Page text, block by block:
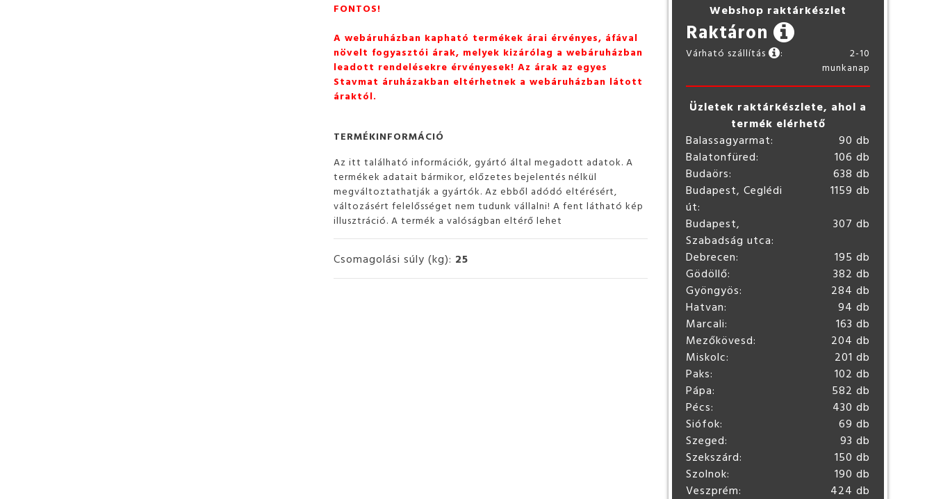
FONTOS!
A webáruházban kapható termékek árai érvényes, áfával
növelt fogyasztói árak, melyek kizárólag a webáruházban
leadott rendelésekre érvényesek! Az árak az egyes
Stavmat áruházakban eltérhetnek a webáruházban látott
áraktól.
TERMÉKINFORMÁCIÓ
Az itt található információk, gyártó által megadott adatok. A
termékek adatait bármikor, előzetes bejelentés nélkül
megváltoztathatják a gyártók. Az ebből adódó eltérésért,
változásért felelősséget nem tudunk vállalni! A fent látható kép
illusztráció. A termék a valóságban eltérő lehet
Csomagolási súly (kg): 25
Webshop raktárkészlet
Raktáron
Várható szállítás :
2-10
munkanap
Üzletek raktárkészlete, ahol a
termék elérhető
Balassagyarmat:
90 db
Balatonfüred:
106 db
Budaörs:
638 db
Budapest, Ceglédi
út:
1159 db
Budapest,
Szabadság utca:
307 db
Debrecen:
195 db
Gödöllő:
382 db
Gyöngyös:
284 db
Hatvan:
94 db
Marcali:
163 db
Mezőkövesd:
204 db
Miskolc:
201 db
Paks:
102 db
Pápa:
582 db
Pécs:
430 db
Siófok:
69 db
Szeged:
93 db
Szekszárd:
150 db
Szolnok:
190 db
Veszprém:
424 db